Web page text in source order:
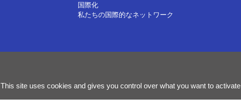
国際化
私たちの国際的なネットワーク
This site uses cookies and gives you control over what you want to activate